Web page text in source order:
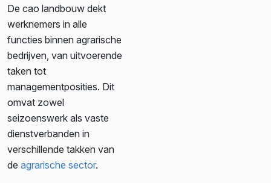
De cao landbouw dekt
werknemers in alle
functies binnen agrarische
bedrijven, van uitvoerende
taken tot
managementposities. Dit
omvat zowel
seizoenswerk als vaste
dienstverbanden in
verschillende takken van
de agrarische sector.